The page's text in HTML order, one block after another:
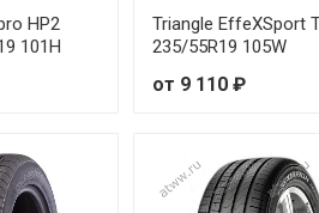
HP2
101H
Triangle EffeXSport
235/55R19 105W
от 9 110 ₽